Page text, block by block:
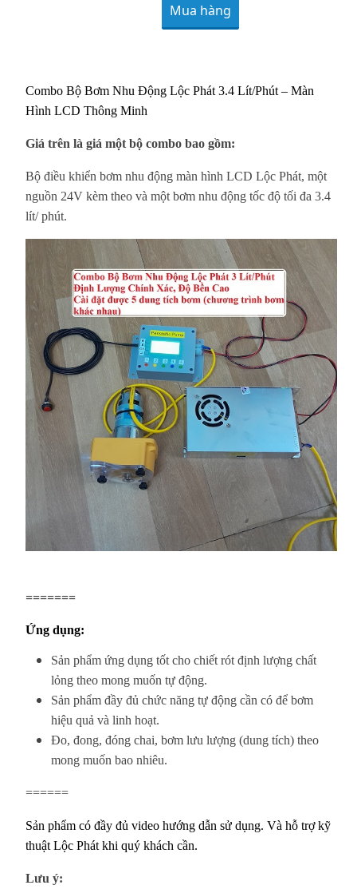
Mua hàng
Combo Bộ Bơm Nhu Động Lộc Phát 3.4 Lít/Phút – Màn
Hình LCD Thông Minh
Giá trên là giá một bộ combo bao gồm:
Bộ điều khiển bơm nhu động màn hình LCD Lộc Phát, một
nguồn 24V kèm theo và một bơm nhu động tốc độ tối đa 3.4
lít/ phút.
=======
Ứng dụng:
Sản phẩm ứng dụng tốt cho chiết rót định lượng chất
lỏng theo mong muốn tự động.
Sản phẩm đầy đủ chức năng tự động cần có để bơm
hiệu quả và linh hoạt.
Đo, đong, đóng chai, bơm lưu lượng (dung tích) theo
mong muốn bao nhiêu.
======
Sản phẩm có đầy đủ video hướng dẫn sử dụng. Và hỗ trợ kỹ
thuật Lộc Phát khi quý khách cần.
Lưu ý: